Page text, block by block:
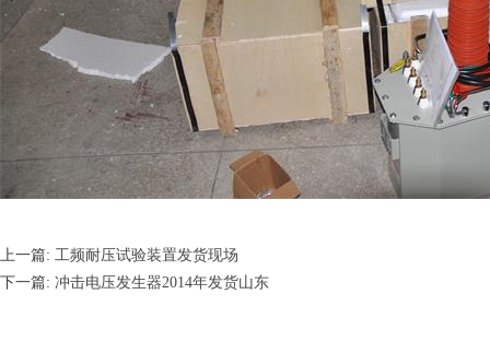
上一篇: 工频耐压试验装置发货现场
下一篇: 冲击电压发生器2014年发货山东